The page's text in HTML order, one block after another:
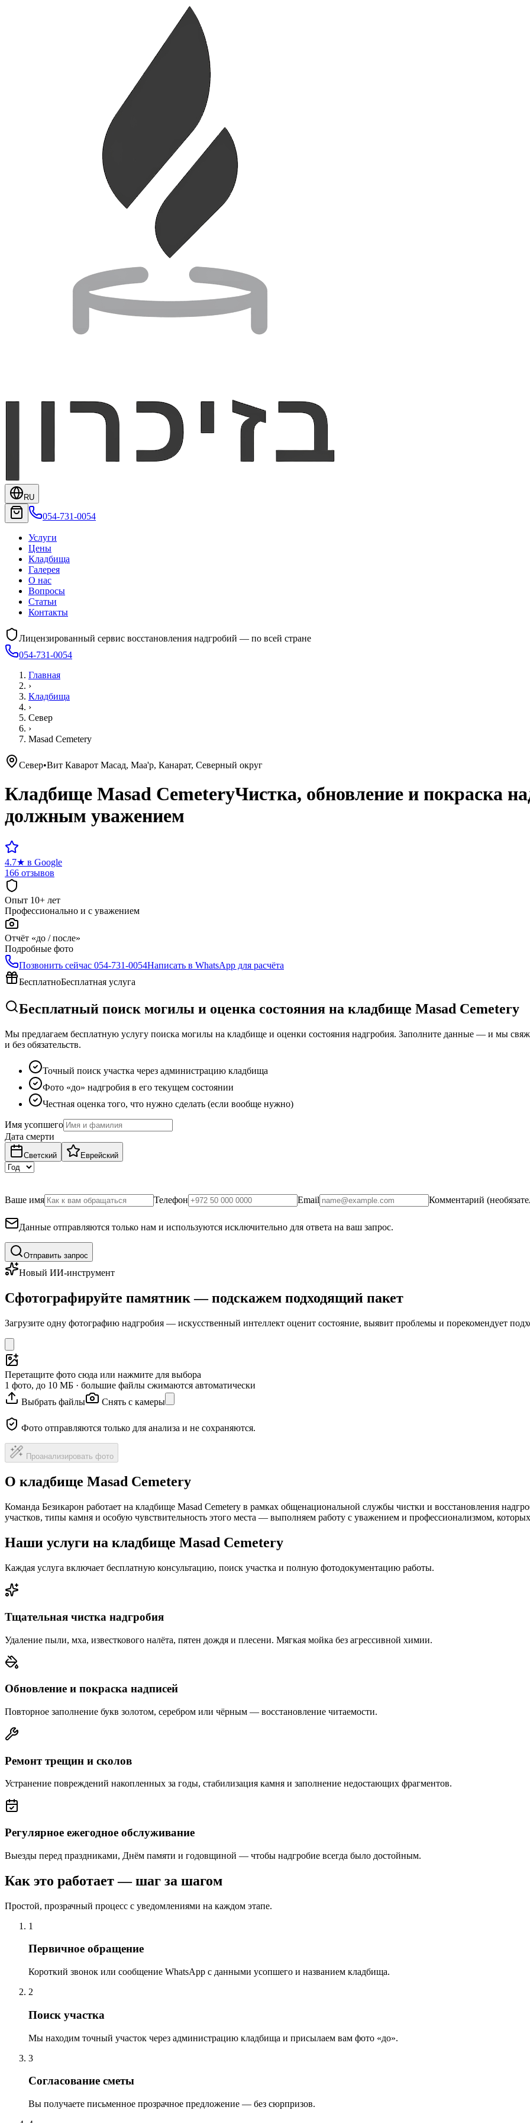
RU
054-731-0054
Услуги
Цены
Кладбища
Галерея
О нас
Вопросы
Статьи
Контакты
Лицензированный сервис восстановления надгробий — по всей стране
054-731-0054
Главная
›
Кладбища
›
Север
›
Masad Cemetery
Север•Вит Каварот Масад, Маа'р, Канарат, Северный округ
Кладбище Masad CemeteryЧистка, обновление и покраска
должным уважением
4.7★ в Google
166 отзывов
Опыт 10+ лет
Профессионально и с уважением
Отчёт «до / после»
Подробные фото
Позвонить сейчас 054-731-0054Написать в WhatsApp для расчёта
БесплатноБесплатная услуга
Бесплатный поиск могилы и оценка состояния на кладбище Masad Cemetery
Мы предлагаем бесплатную услугу поиска могилы на кладбище и оценки состояния надгробия. Заполните данные — и мы
и без обязательств.
Точный поиск участка через администрацию кладбища
Фото «до» надгробия в его текущем состоянии
Честная оценка того, что нужно сделать (если вообще нужно)
Имя усопшего
Дата смерти
Светский Еврейский
Ваше имя Телефон Email Комментарий
Данные отправляются только нам и используются исключительно для ответа на ваш запрос.
Отправить запрос
Новый ИИ-инструмент
Сфотографируйте памятник — подскажем подходящий пакет
Загрузите одну фотографию надгробия — искусственный интеллект оценит состояние, выявит проблемы и порекомендует
Перетащите фото сюда или нажмите для выбора
1 фото, до 10 МБ · большие файлы сжимаются автоматически
Выбрать файлы
Снять с камеры
Фото отправляются только для анализа и не сохраняются.
Проанализировать фото
О кладбище Masad Cemetery
Команда Безикарон работает на кладбище Masad Cemetery в рамках общенациональной службы чистки и восстановления
участков, типы камня и особую чувствительность этого места — выполняем работу с уважением и профессионализмом,
Наши услуги на кладбище Masad Cemetery
Каждая услуга включает бесплатную консультацию, поиск участка и полную фотодокументацию работы.
Тщательная чистка надгробия
Удаление пыли, мха, известкового налёта, пятен дождя и плесени. Мягкая мойка без агрессивной химии.
Обновление и покраска надписей
Повторное заполнение букв золотом, серебром или чёрным — восстановление читаемости.
Ремонт трещин и сколов
Устранение повреждений накопленных за годы, стабилизация камня и заполнение недостающих фрагментов.
Регулярное ежегодное обслуживание
Выезды перед праздниками, Днём памяти и годовщиной — чтобы надгробие всегда было достойным.
Как это работает — шаг за шагом
Простой, прозрачный процесс с уведомлениями на каждом этапе.
1
Первичное обращение
Короткий звонок или сообщение WhatsApp с данными усопшего и названием кладбища.
2
Поиск участка
Мы находим точный участок через администрацию кладбища и присылаем вам фото «до».
3
Согласование сметы
Вы получаете письменное прозрачное предложение — без сюрпризов.